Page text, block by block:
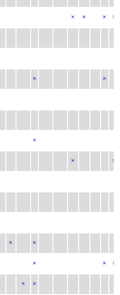
× × × ×
× ×
×
× ×
× ×
× × ×
× ×